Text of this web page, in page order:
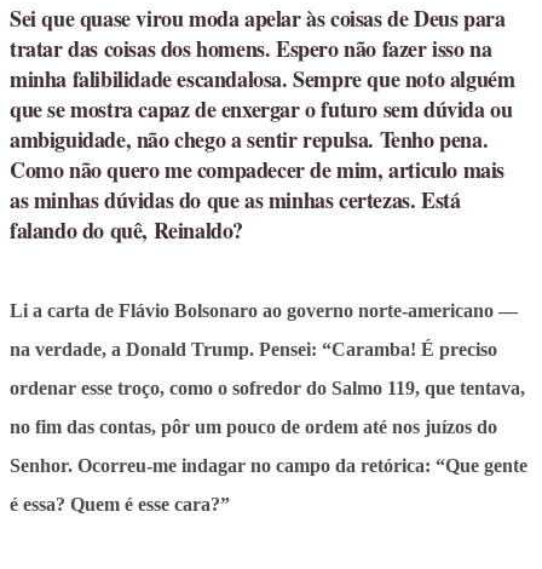
Sei que quase virou moda apelar às coisas de Deus para
tratar das coisas dos homens. Espero não fazer isso na
minha falibilidade escandalosa. Sempre que noto alguém
que se mostra capaz de enxergar o futuro sem dúvida ou
ambiguidade, não chego a sentir repulsa. Tenho pena.
Como não quero me compadecer de mim, articulo mais
as minhas dúvidas do que as minhas certezas. Está
falando do quê, Reinaldo?
Li a carta de Flávio Bolsonaro ao governo norte-americano —
na verdade, a Donald Trump. Pensei: “Caramba! É preciso
ordenar esse troço, como o sofredor do Salmo 119, que tentava,
no fim das contas, pôr um pouco de ordem até nos juízos do
Senhor. Ocorreu-me indagar no campo da retórica: “Que gente
é essa? Quem é esse cara?”